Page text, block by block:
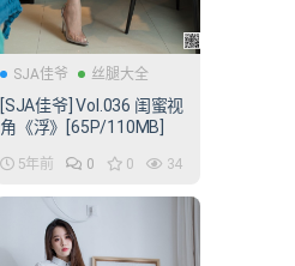
SJA佳爷 丝腿大全
[SJA佳爷] Vol.036 闺蜜视
角《浮》[65P/110MB]
5年前 0 0 34